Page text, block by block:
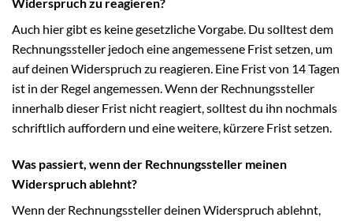
Auch hier gibt es keine gesetzliche Vorgabe. Du solltest dem
Rechnungssteller jedoch eine angemessene Frist setzen, um
auf deinen Widerspruch zu reagieren. Eine Frist von 14 Tagen
ist in der Regel angemessen. Wenn der Rechnungssteller
innerhalb dieser Frist nicht reagiert, solltest du ihn nochmals
schriftlich auffordern und eine weitere, kürzere Frist setzen.
Was passiert, wenn der Rechnungssteller meinen
Widerspruch ablehnt?
Wenn der Rechnungssteller deinen Widerspruch ablehnt,